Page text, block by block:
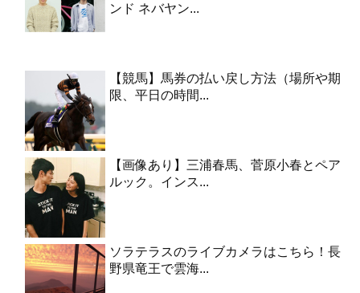
ンド ネバヤン...
【競馬】馬券の払い戻し方法（場所や期
限、平日の時間...
【画像あり】三浦春馬、菅原小春とペア
ルック。インス...
ソラテラスのライブカメラはこちら！長
野県竜王で雲海...